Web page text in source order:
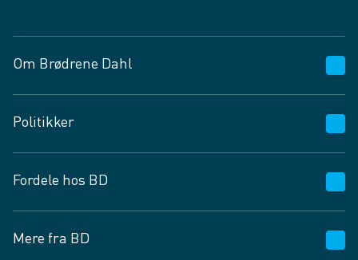
Om Brødrene Dahl
Vagttelefon 30 10 89 89
Spørgsmål og svar
Job og karriere
Fødevarekontrolrapport
Politikker
Privatlivspolitik
Cookies
Vilkår og betingelser
Fordele hos BD
BD app
Mere fra BD